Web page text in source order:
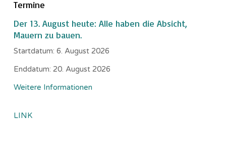
Termine
Der 13. August heute: Alle haben die Absicht,
Mauern zu bauen.
Startdatum: 6. August 2026
Enddatum: 20. August 2026
Weitere Informationen
LINK